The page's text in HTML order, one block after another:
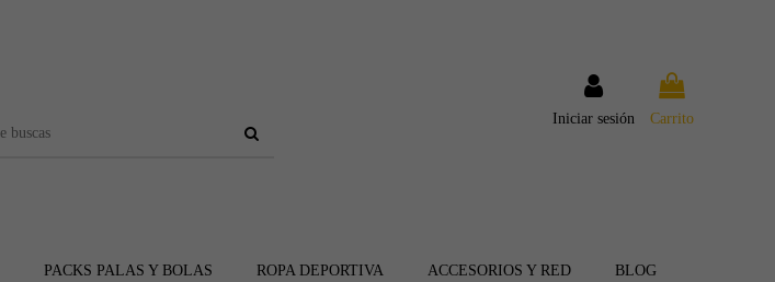
Iniciar sesión Carrito
PACKS PALAS Y BOLAS ROPA DEPORTIVA ACCESORIOS Y RED BLOG